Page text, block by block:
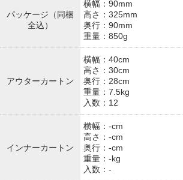
パッケージ（同梱
全込）
横幅：90mm
高さ：325mm
奥行：90mm
重量：850g
アウターカートン
横幅：40cm
高さ：30cm
奥行：28cm
重量：7.5kg
入数：12
インナーカートン
横幅：-cm
高さ：-cm
奥行：-cm
重量：-kg
入数：-